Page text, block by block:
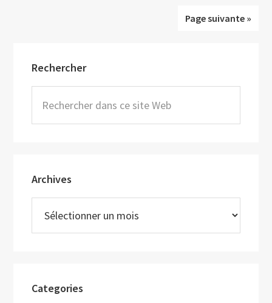
Page suivante »
latérale
principale
Rechercher
dans
ce
Archives
Categories